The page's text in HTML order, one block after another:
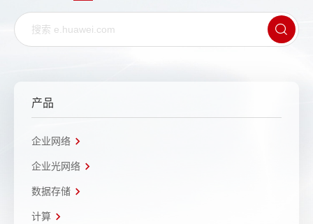
产品
企业网络
企业光网络
数据存储
计算